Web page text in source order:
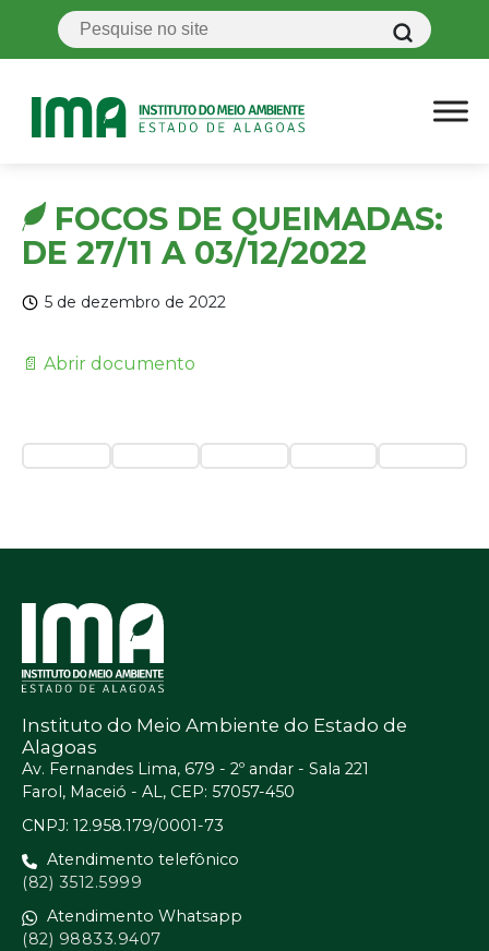
FOCOS DE QUEIMADAS:
DE 27/11 A 03/12/2022
5 de dezembro de 2022
📄 Abrir documento
Instituto do Meio Ambiente do Estado de
Alagoas
Av. Fernandes Lima, 679 - 2º andar - Sala 221
Farol, Maceió - AL, CEP: 57057-450
CNPJ: 12.958.179/0001-73
Atendimento telefônico
(82) 3512.5999
Atendimento Whatsapp
(82) 98833.9407